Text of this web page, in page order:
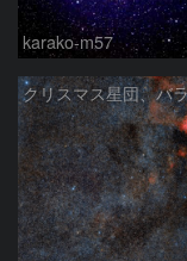
karako-m57